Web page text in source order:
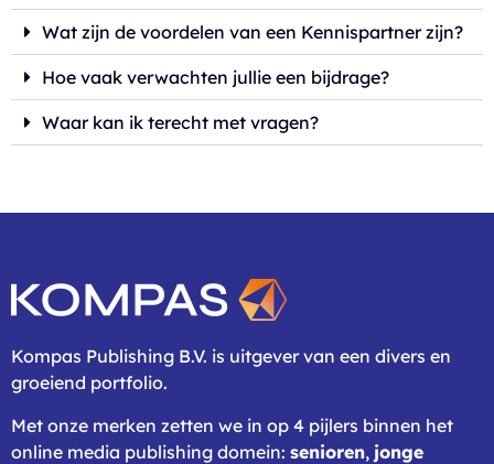
Wat zijn de voordelen van een Kennispartner zijn?
Hoe vaak verwachten jullie een bijdrage?
Waar kan ik terecht met vragen?
Kompas Publishing B.V. is uitgever van een divers en
groeiend portfolio.
Met onze merken zetten we in op 4 pijlers binnen het
online media publishing domein: senioren, jonge